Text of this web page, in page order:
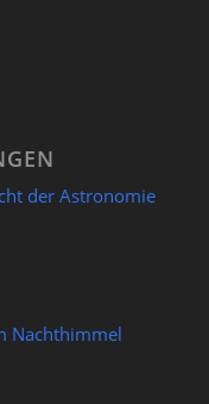
der Astronomie
Nachthimmel